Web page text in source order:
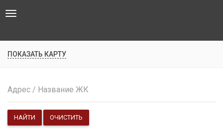
Toggle
ПОКАЗАТЬ КАРТУ
НАЙТИ ОЧИСТИТЬ